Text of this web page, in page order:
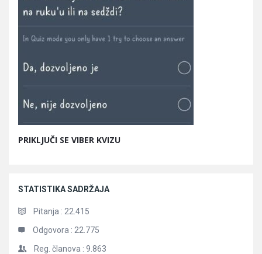
PRIKLJUČI SE VIBER KVIZU
STATISTIKA SADRŽAJA
Pitanja : 22.415
Odgovora : 22.775
Reg. članova : 9.863